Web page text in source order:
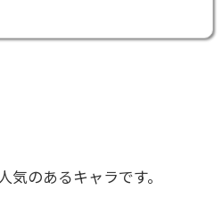
のあるキャラです。